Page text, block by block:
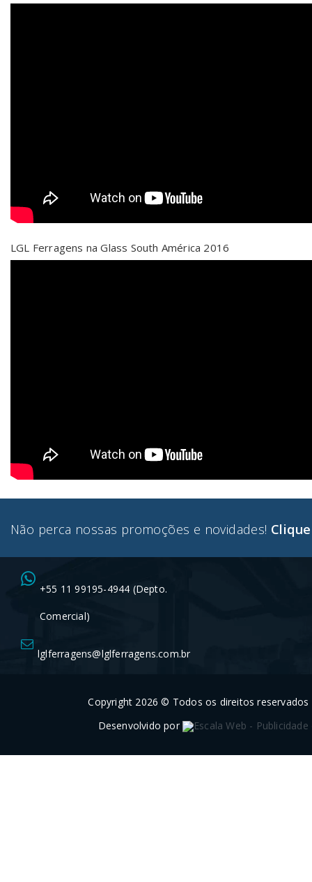
LGL Ferragens na Glass South América 2016
Não perca nossas promoções e novidades!
+55 11 99195-4944 (Depto.
Comercial)
lglferragens@lglferragens.com.br
Copyright 2026 © Todos os direitos reservados
Desenvolvido por